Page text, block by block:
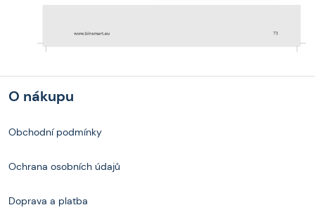
O nákupu
Obchodní podmínky
Ochrana osobních údajů
Doprava a platba